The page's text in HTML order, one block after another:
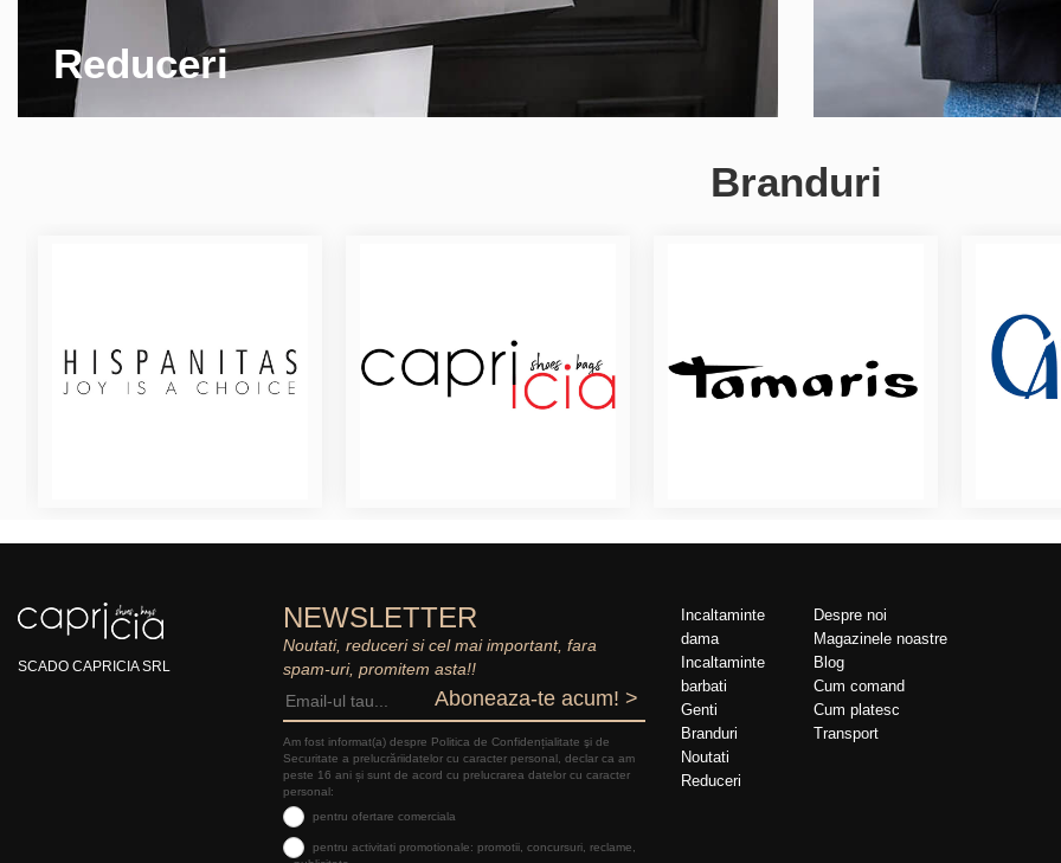
Reduceri
Branduri
SCADO CAPRICIA SRL
NEWSLETTER
Noutati, reduceri si cel mai important, fara
spam-uri, promitem asta!!
Aboneaza-te acum! >
Am fost informat(a) despre Politica de Confidențialitate şi de
Securitate a prelucrăriidatelor cu caracter personal, declar ca am
peste 16 ani și sunt de acord cu prelucrarea datelor cu caracter
personal:
pentru ofertare comerciala
pentru activitati promotionale: promotii, concursuri, reclame,
Incaltaminte
dama
Incaltaminte
barbati
Genti
Branduri
Noutati
Reduceri
Despre noi
Magazinele noastre
Blog
Cum comand
Cum platesc
Transport